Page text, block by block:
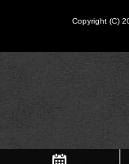
Copyright (C)